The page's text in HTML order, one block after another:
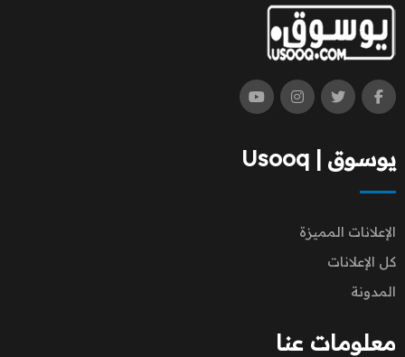
يوسوق | Usooq
الإعلانات المميزة
كل الإعلانات
المدونة
معلومات عنا